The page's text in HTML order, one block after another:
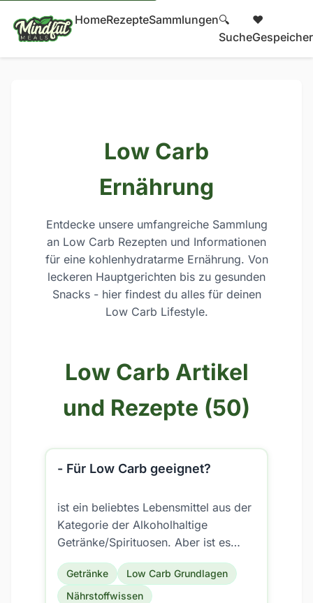
HomeRezepteSammlungen🔍
Suche
❤️
Low Carb
Ernährung
Entdecke unsere umfangreiche Sammlung
an Low Carb Rezepten und Informationen
für eine kohlenhydratarme Ernährung. Von
leckeren Hauptgerichten bis zu gesunden
Snacks - hier findest du alles für deinen
Low Carb Lifestyle.
Low Carb Artikel
und Rezepte (50)
- Für Low Carb geeignet?
ist ein beliebtes Lebensmittel aus der
Kategorie der Alkoholhaltige
Getränke/Spirituosen. Aber ist es
auch für eine Low Carb Ernährung
geeignet?
Getränke
Low Carb Grundlagen
Nährstoffwissen